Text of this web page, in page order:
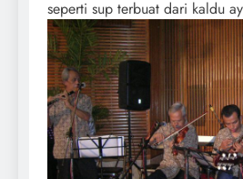
seperti sup terbuat dari kaldu